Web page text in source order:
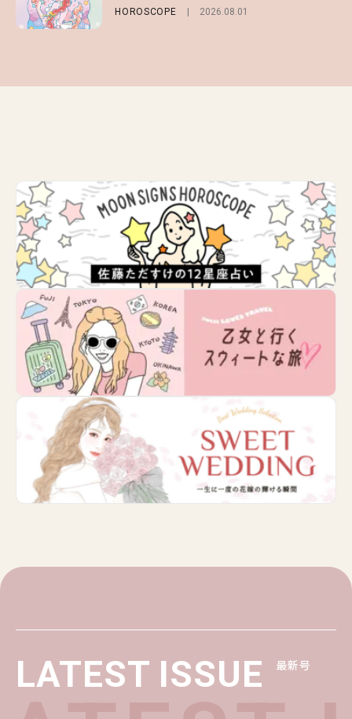
HOROSCOPE 2026.08.01
ENTERTAINMENT 2026.07.31
FASHION 2026.07.19
LATEST ISSUE 最新号